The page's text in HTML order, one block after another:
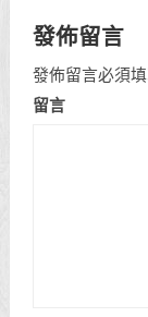
發佈留言
發佈留言必須
留言